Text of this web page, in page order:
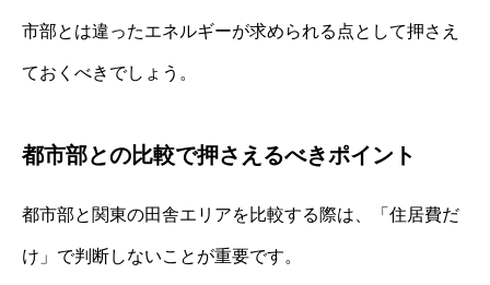
市部とは違ったエネルギーが求められる点として押さえ
ておくべきでしょう。
都市部との比較で押さえるべきポイント
都市部と関東の田舎エリアを比較する際は、「住居費だ
け」で判断しないことが重要です。